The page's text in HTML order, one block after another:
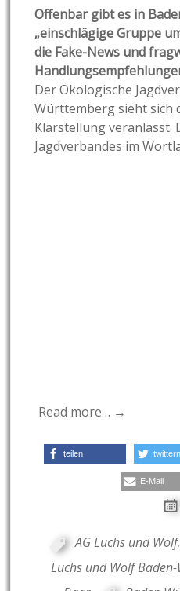
Offenbar gibt es in
„einschlägige Gruppe
die Fake-News und
Der Ökologische
Württemberg sieht sich
Klarstellung veranlasst.
Jagdverbandes im
Read more… →
teilen twittern
E-Mail
AG Luchs und Wolf,
Luchs und Wolf